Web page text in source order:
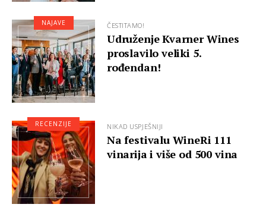
ČESTITAMO!
Udruženje Kvarner Wines
proslavilo veliki 5.
rođendan!
NAJAVE
NIKAD USPJEŠNIJI
Na festivalu WineRi 111
vinarija i više od 500 vina
RECENZIJE